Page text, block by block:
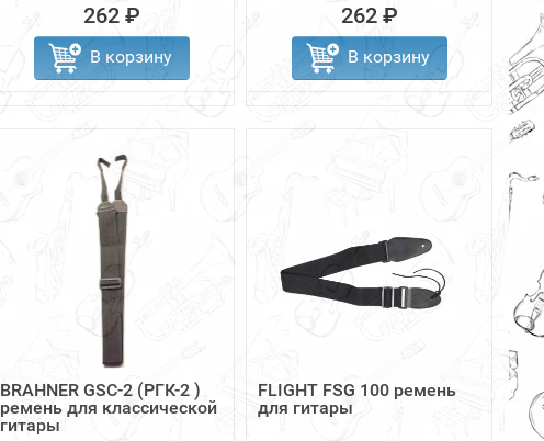
262 ₽
В корзину
262 ₽
В корзину
BRAHNER GSC-2 (РГК-2 )
ремень для классической
гитары
FLIGHT FSG 100 ремень
для гитары